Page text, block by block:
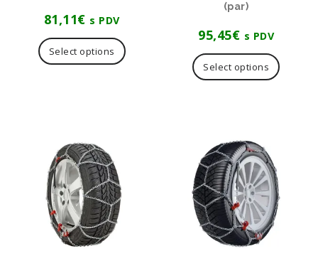
81,11€ s PDV
Select options
(par)
95,45€ s PDV
Select options